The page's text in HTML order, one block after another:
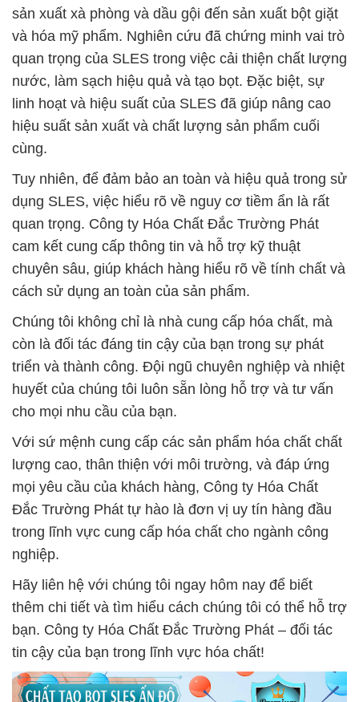
sản xuất xà phòng và dầu gội đến sản xuất bột giặt
và hóa mỹ phẩm. Nghiên cứu đã chứng minh vai trò
quan trọng của SLES trong việc cải thiện chất lượng
nước, làm sạch hiệu quả và tạo bọt. Đặc biệt, sự
linh hoạt và hiệu suất của SLES đã giúp nâng cao
hiệu suất sản xuất và chất lượng sản phẩm cuối
cùng.
Tuy nhiên, để đảm bảo an toàn và hiệu quả trong sử
dụng SLES, việc hiểu rõ về nguy cơ tiềm ẩn là rất
quan trọng. Công ty Hóa Chất Đắc Trường Phát
cam kết cung cấp thông tin và hỗ trợ kỹ thuật
chuyên sâu, giúp khách hàng hiểu rõ về tính chất và
cách sử dụng an toàn của sản phẩm.
Chúng tôi không chỉ là nhà cung cấp hóa chất, mà
còn là đối tác đáng tin cậy của bạn trong sự phát
triển và thành công. Đội ngũ chuyên nghiệp và nhiệt
huyết của chúng tôi luôn sẵn lòng hỗ trợ và tư vấn
cho mọi nhu cầu của bạn.
Với sứ mệnh cung cấp các sản phẩm hóa chất chất
lượng cao, thân thiện với môi trường, và đáp ứng
mọi yêu cầu của khách hàng, Công ty Hóa Chất
Đắc Trường Phát tự hào là đơn vị uy tín hàng đầu
trong lĩnh vực cung cấp hóa chất cho ngành công
nghiệp.
Hãy liên hệ với chúng tôi ngay hôm nay để biết
thêm chi tiết và tìm hiểu cách chúng tôi có thể hỗ trợ
bạn. Công ty Hóa Chất Đắc Trường Phát – đối tác
tin cậy của bạn trong lĩnh vực hóa chất!